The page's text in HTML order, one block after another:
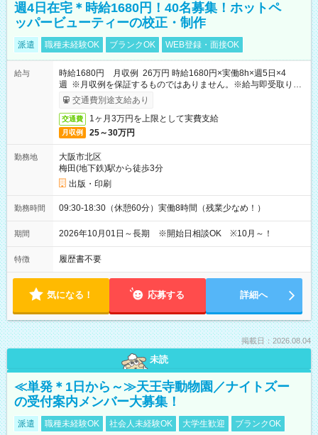
週4日在宅＊時給1680円！40名募集！ホットペ
ッパービューティーの校正・制作
派遣 職種未経験OK ブランクOK WEB登録・面接OK
給与
時給1680円 月収例 26万円 時給1680円×実働8h×週5日×4
週 ※月収例を保証するものではありません。※給与即受取りサ
ービス利用可（利用条件有）
交通費別途支給あり
交通費 1ヶ月3万円を上限として実費支給
月収例 25～30万円
勤務地
大阪市北区
梅田(地下鉄)駅から徒歩3分
出版・印刷
勤務時間 09:30-18:30（休憩60分）実働8時間（残業少なめ！）
期間 2026年10月01日～長期 ※開始日相談OK ※10月～！
特徴 履歴書不要
気になる！ 応募する 詳細へ
掲載日：2026.08.04
未読
≪単発＊1日から～≫天王寺動物園／ナイトズー
の受付案内メンバー大募集！
派遣 職種未経験OK 社会人未経験OK 大学生歓迎 ブランクOK